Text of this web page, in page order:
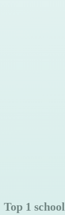
Top 1